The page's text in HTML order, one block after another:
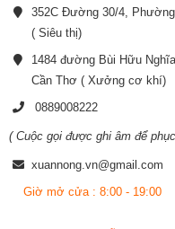
352C Đường 30/4,
( Siêu thị)
1484 đường Bùi Hữu
Cần Thơ ( Xưởng cơ khí)
0889008222
( Cuộc gọi được ghi âm để
xuannong.vn@gmail.com
Giờ mở cửa : 8:00 - 19:00